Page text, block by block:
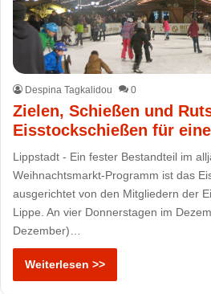
Despina Tagkalidou 0
Zielen, Schießen und
Eisstockschießen für
Lippstadt - Ein fester Bestandteil im
Weihnachtsmarkt-Programm ist das
ausgerichtet von den Mitgliedern der
Lippe. An vier Donnerstagen im
Dezember)…
Weiterlesen >>